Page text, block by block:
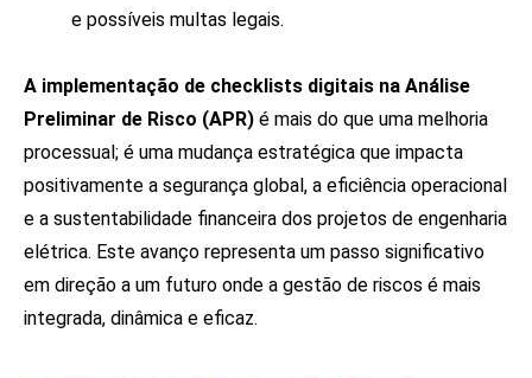
e possíveis multas legais.
A implementação de checklists digitais na Análise
Preliminar de Risco (APR) é mais do que uma melhoria
processual; é uma mudança estratégica que impacta
positivamente a segurança global, a eficiência operacional
e a sustentabilidade financeira dos projetos de engenharia
elétrica. Este avanço representa um passo significativo
em direção a um futuro onde a gestão de riscos é mais
integrada, dinâmica e eficaz.